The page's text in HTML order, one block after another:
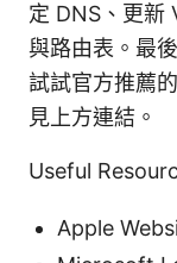
定 DNS、更新
與路由表。最
試試官方推薦
見上方連結。
Useful
Apple